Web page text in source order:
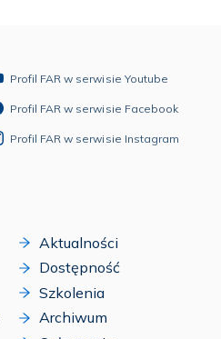
Profil FAR w serwisie Youtube
Profil FAR w serwisie Facebook
Profil FAR w serwisie Instagram
Aktualności
Dostępność
Szkolenia
Archiwum